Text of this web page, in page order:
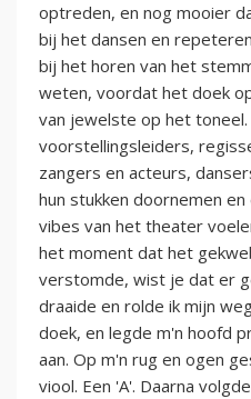
optreden, en nog mooier
bij het dansen en
bij het horen van het
weten, voordat het doek
van jewelste op het toneel.
voorstellingsleiders,
zangers en acteurs,
hun stukken doornemen
vibes van het theater
het moment dat het
verstomde, wist je dat er
draaide en rolde ik mijn
doek, en legde m'n hoofd
aan. Op m'n rug en ogen
viool. Een 'A'. Daarna